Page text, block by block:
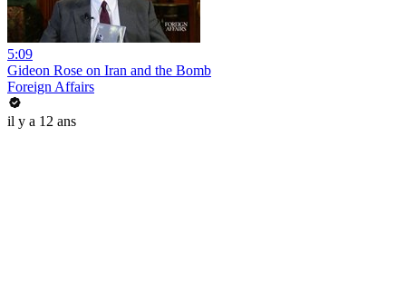
5:09
Gideon Rose on Iran and the Bomb
Foreign Affairs
il y a 12 ans